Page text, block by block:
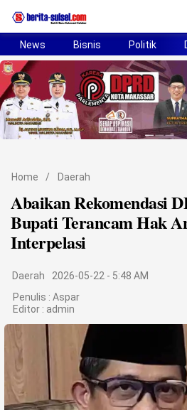
Home
News
Politik
Bisnis
Otomotif
Sport
Life Style
Profil
Opini
News Bisnis Politik
Home / Daerah
Abaikan Rekomendasi
Bupati Terancam Hak
Interpelasi
Daerah
2026-05-22 - 5:48 AM
Penulis : Aspar
Editor : admin